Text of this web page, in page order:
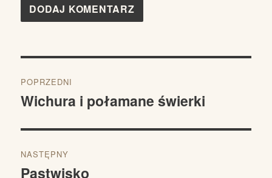
wpisu
POPRZEDNI
Poprzedni
Wichura i połamane świerki
NASTĘPNY
Następny
Pastwisko